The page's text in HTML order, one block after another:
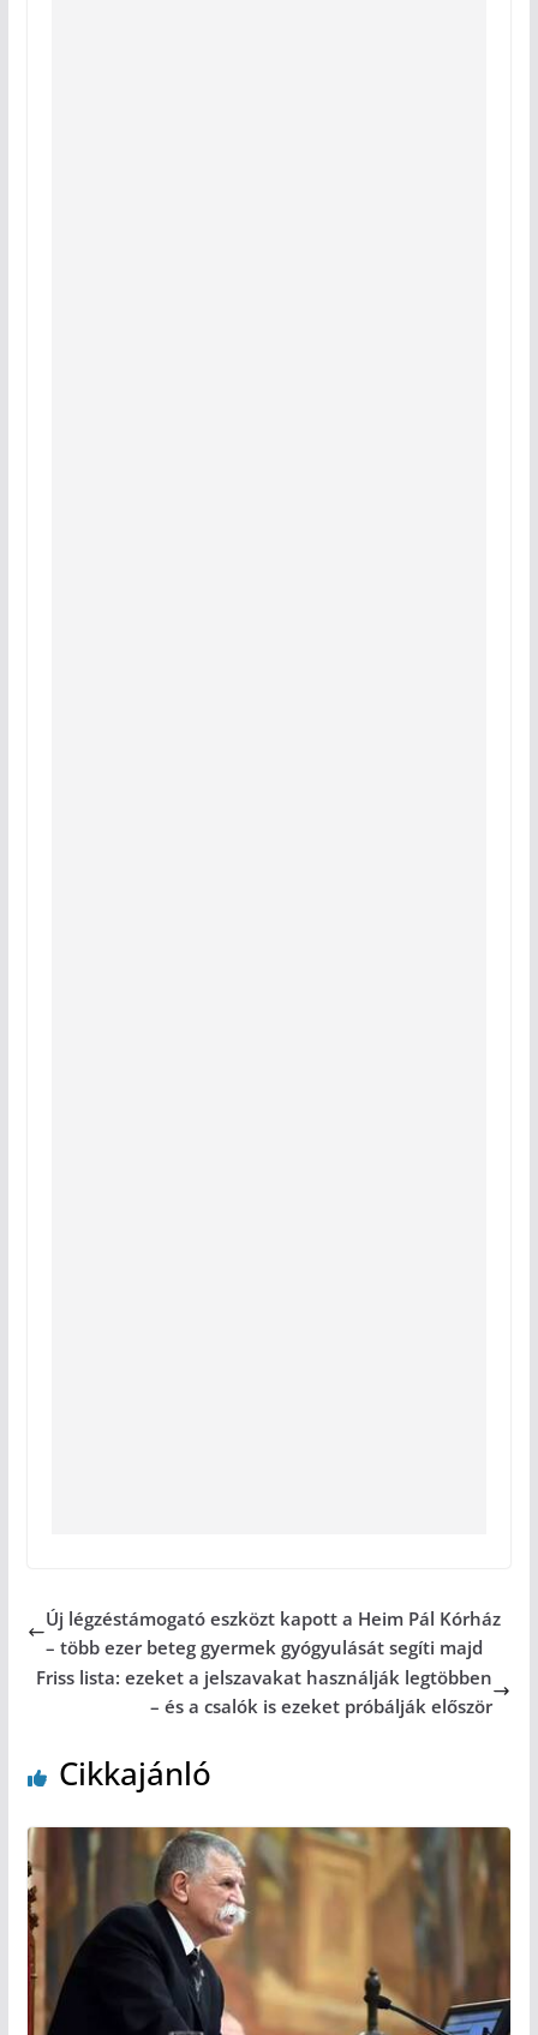
Új légzéstámogató eszközt kapott a Heim Pál Kórház
– több ezer beteg gyermek gyógyulását segíti majd
Friss lista: ezeket a jelszavakat használják legtöbben
– és a csalók is ezeket próbálják először
Cikkajánló